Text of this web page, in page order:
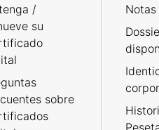
/
su
sobre